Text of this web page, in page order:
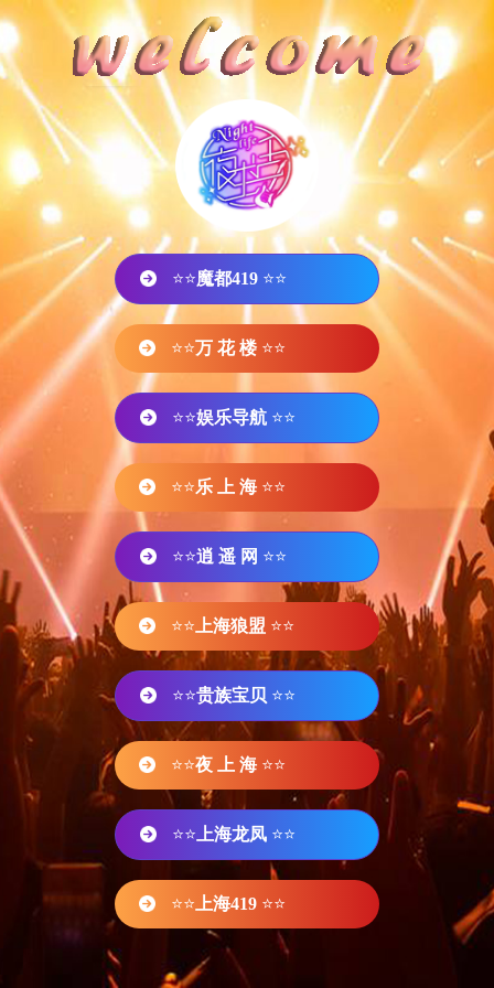
⭐⭐魔都419 ⭐⭐
⭐⭐万 花 楼 ⭐⭐
⭐⭐娱乐导航 ⭐⭐
⭐⭐乐 上 海 ⭐⭐
⭐⭐逍 遥 网 ⭐⭐
⭐⭐ 上海狼盟 ⭐⭐
⭐⭐贵族宝贝 ⭐⭐
⭐⭐夜 上 海 ⭐⭐
⭐⭐ 上海龙凤 ⭐⭐
⭐⭐ 上海419 ⭐⭐